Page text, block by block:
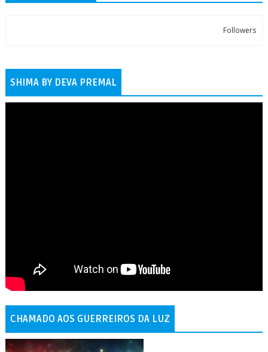
Followers
SHIMA BY DEVA PREMAL
CHAMADO AOS GUERREIROS DA LUZ